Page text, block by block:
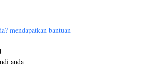
mendapatkan bantuan
anda